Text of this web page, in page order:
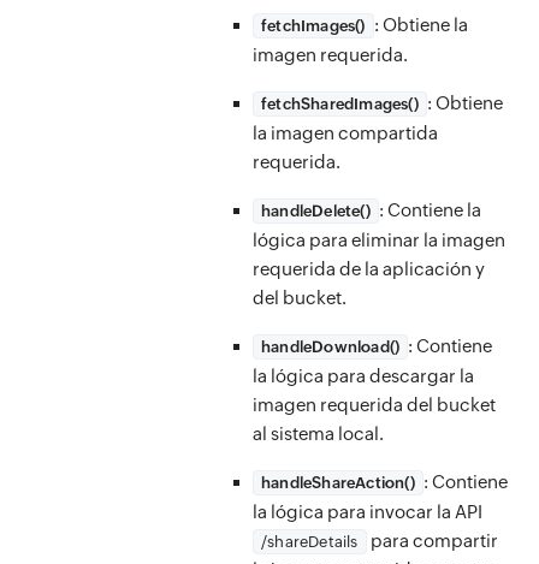
fetchImages() : Obtiene la
imagen requerida.
fetchSharedImages() : Obtiene
la imagen compartida
requerida.
handleDelete() : Contiene la
lógica para eliminar la imagen
requerida de la aplicación y
del bucket.
handleDownload() : Contiene
la lógica para descargar la
imagen requerida del bucket
al sistema local.
handleShareAction() : Contiene
la lógica para invocar la API
/shareDetails
para compartir